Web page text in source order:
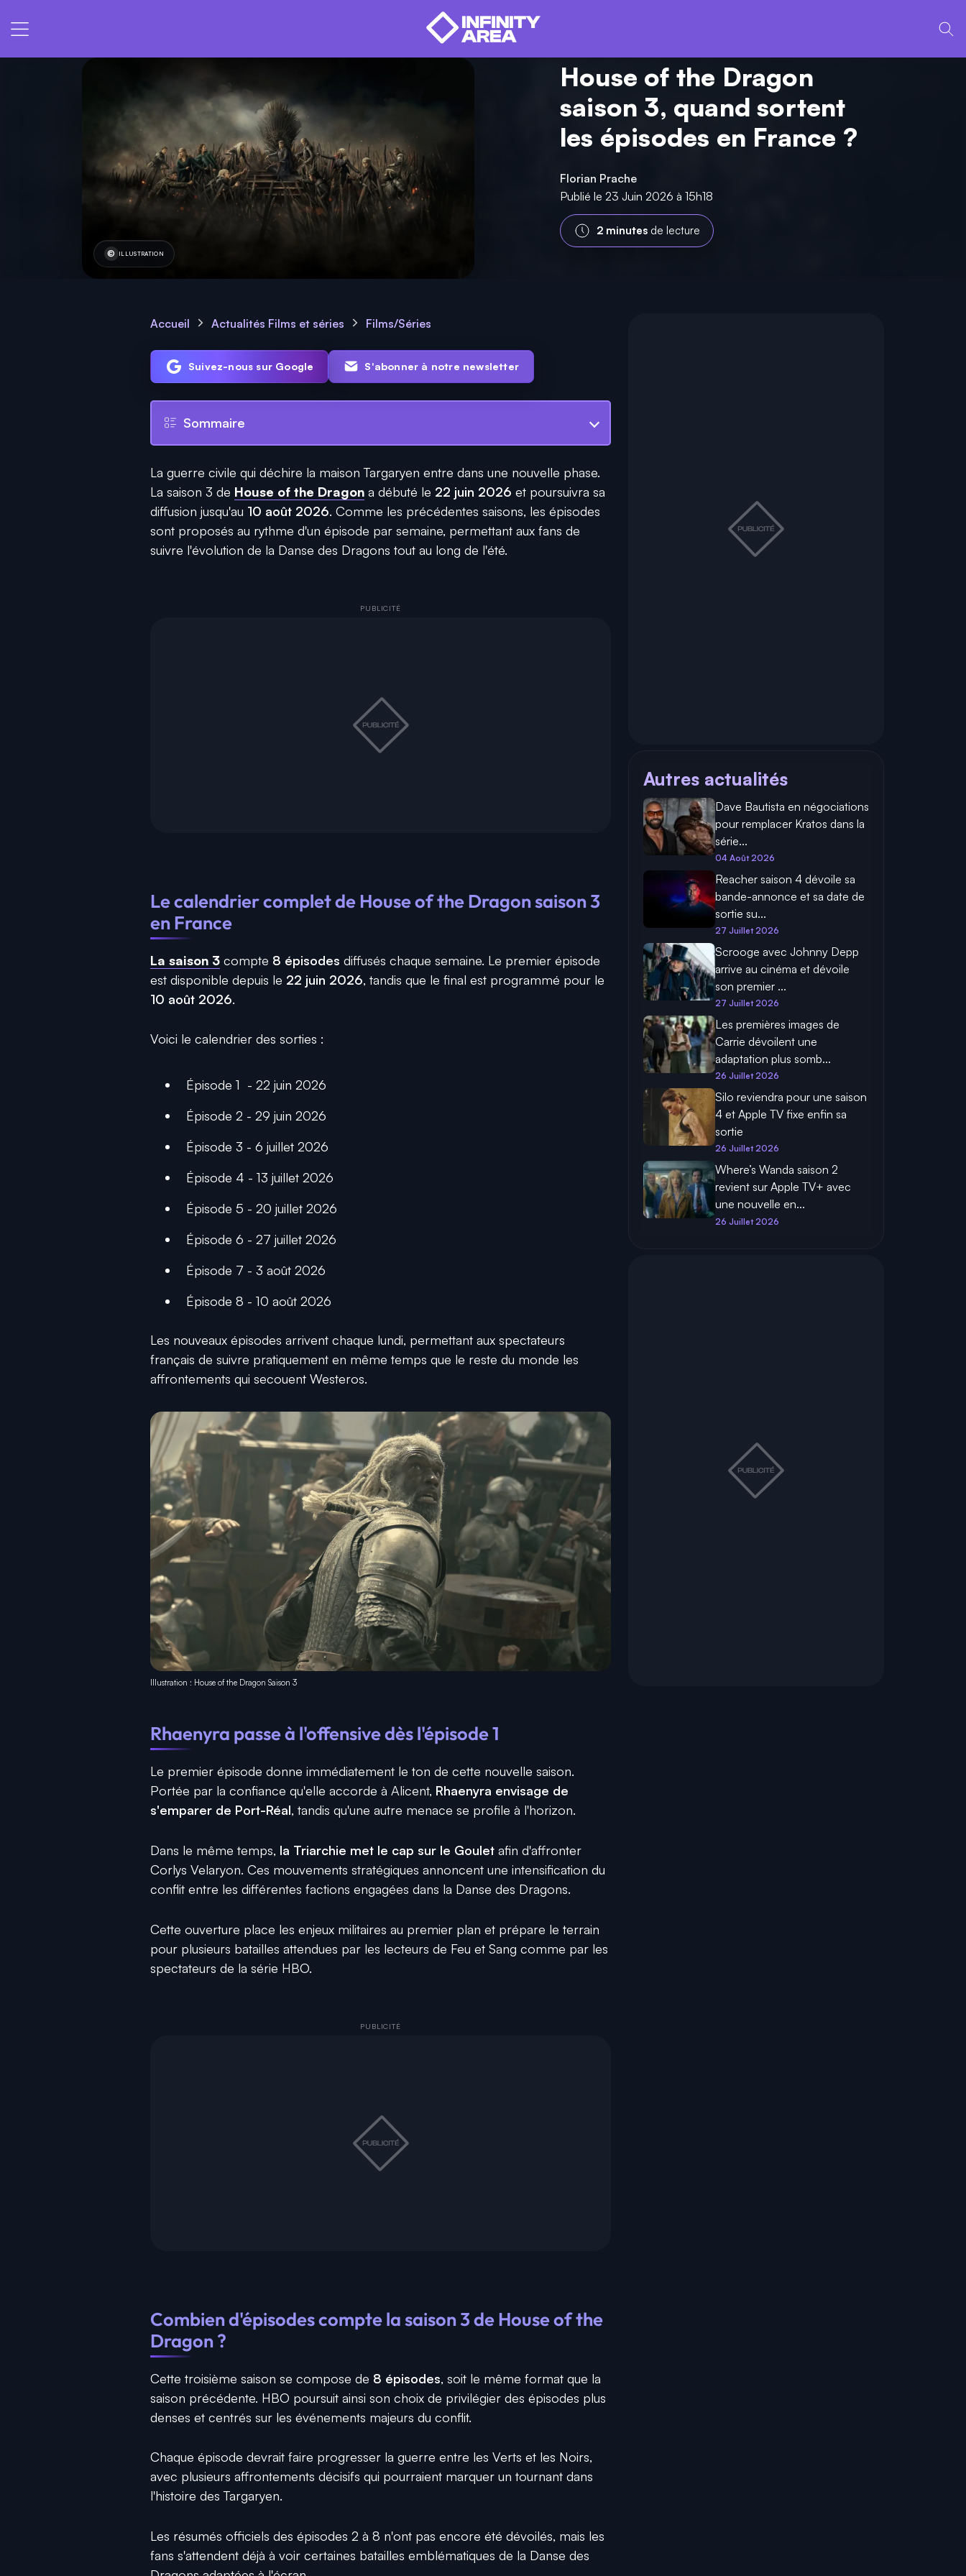
ILLUSTRATION
House of the Dragon
saison 3, quand sortent
les épisodes en France ?
Florian Prache
Publié le 23 Juin 2026 à 15h18
2 minutes de lecture
Accueil Actualités Films et séries Films/Séries
Suivez-nous sur Google S'abonner à notre newsletter
Sommaire
La guerre civile qui déchire la maison Targaryen entre dans une nouvelle phase.
La saison 3 de House of the Dragon a débuté le 22 juin 2026 et poursuivra sa
diffusion jusqu'au 10 août 2026. Comme les précédentes saisons, les épisodes
sont proposés au rythme d'un épisode par semaine, permettant aux fans de
suivre l'évolution de la Danse des Dragons tout au long de l'été.
Le calendrier complet de House of the Dragon saison 3
en France
La saison 3 compte 8 épisodes diffusés chaque semaine. Le premier épisode
est disponible depuis le 22 juin 2026, tandis que le final est programmé pour le
10 août 2026.
Voici le calendrier des sorties :
Épisode 1 - 22 juin 2026
Épisode 2 - 29 juin 2026
Épisode 3 - 6 juillet 2026
Épisode 4 - 13 juillet 2026
Épisode 5 - 20 juillet 2026
Épisode 6 - 27 juillet 2026
Épisode 7 - 3 août 2026
Épisode 8 - 10 août 2026
Les nouveaux épisodes arrivent chaque lundi, permettant aux spectateurs
français de suivre pratiquement en même temps que le reste du monde les
affrontements qui secouent Westeros.
Illustration : House of the Dragon Saison 3
Rhaenyra passe à l'offensive dès l'épisode 1
Le premier épisode donne immédiatement le ton de cette nouvelle saison.
Portée par la confiance qu'elle accorde à Alicent, Rhaenyra envisage de
s'emparer de Port-Réal, tandis qu'une autre menace se profile à l'horizon.
Dans le même temps, la Triarchie met le cap sur le Goulet afin d'affronter
Corlys Velaryon. Ces mouvements stratégiques annoncent une intensification du
conflit entre les différentes factions engagées dans la Danse des Dragons.
Cette ouverture place les enjeux militaires au premier plan et prépare le terrain
pour plusieurs batailles attendues par les lecteurs de Feu et Sang comme par les
spectateurs de la série HBO.
Combien d'épisodes compte la saison 3 de House of the
Dragon ?
Cette troisième saison se compose de 8 épisodes, soit le même format que la
saison précédente. HBO poursuit ainsi son choix de privilégier des épisodes plus
denses et centrés sur les événements majeurs du conflit.
Chaque épisode devrait faire progresser la guerre entre les Verts et les Noirs,
avec plusieurs affrontements décisifs qui pourraient marquer un tournant dans
l'histoire des Targaryen.
Les résumés officiels des épisodes 2 à 8 n'ont pas encore été dévoilés, mais les
fans s'attendent déjà à voir certaines batailles emblématiques de la Danse des
Autres actualités
Dave Bautista en négociations
pour remplacer Kratos dans la
série...
04 Août 2026
Reacher saison 4 dévoile sa
bande-annonce et sa date de
sortie su...
27 Juillet 2026
Scrooge avec Johnny Depp
arrive au cinéma et dévoile
son premier ...
27 Juillet 2026
Les premières images de
Carrie dévoilent une
adaptation plus somb...
26 Juillet 2026
Silo reviendra pour une saison
4 et Apple TV fixe enfin sa
sortie
26 Juillet 2026
Where’s Wanda saison 2
revient sur Apple TV+ avec
une nouvelle en...
26 Juillet 2026